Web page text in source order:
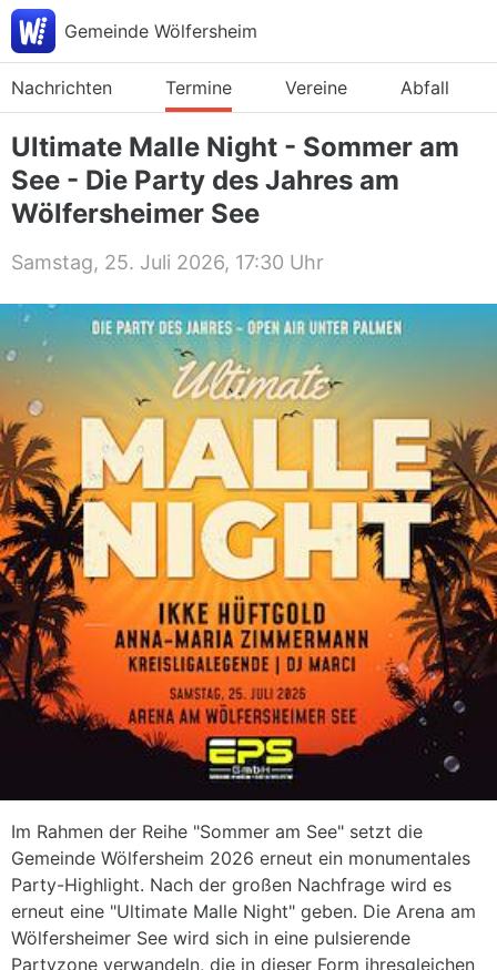
Gemeinde Wölfersheim
Nachrichten Termine Vereine Abfall
Ultimate Malle Night - Sommer am
See - Die Party des Jahres am
Wölfersheimer See
Samstag, 25. Juli 2026, 17:30 Uhr
Im Rahmen der Reihe "Sommer am See" setzt die
Gemeinde Wölfersheim 2026 erneut ein monumentales
Party-Highlight. Nach der großen Nachfrage wird es
erneut eine "Ultimate Malle Night" geben. Die Arena am
Wölfersheimer See wird sich in eine pulsierende
Partyzone verwandeln, die in dieser Form ihresgleichen